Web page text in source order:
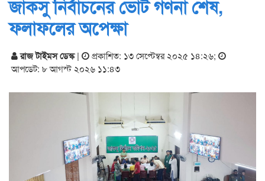
জাকসু নির্বাচনের ভোট গণনা শেষ,
ফলাফলের অপেক্ষা
রাজ টাইমস ডেস্ক| প্রকাশিত: ১৩ সেপ্টেম্বর ২০২৫ ১৪:২৬;
আপডেট: ৮ আগস্ট ২০২৬ ১১:৪৩